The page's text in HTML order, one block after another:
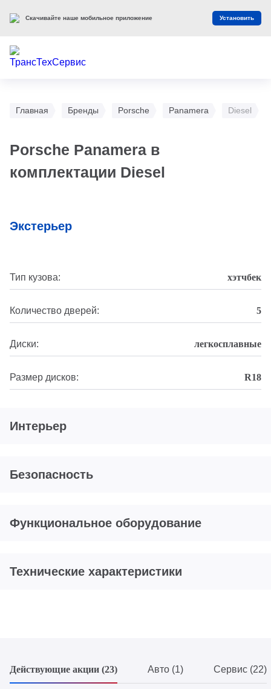
Главная Бренды Porsche Panamera Diesel
Porsche Panamera в
комплектации Diesel
Экстерьер
Тип кузова: хэтчбек
Количество дверей: 5
Диски: легкосплавные
Размер дисков: R18
Интерьер
Безопасность
Функциональное оборудование
Технические характеристики
Действующие акции (23) Авто (1) Сервис (22)
Скачивайте наше мобильное приложение Установить